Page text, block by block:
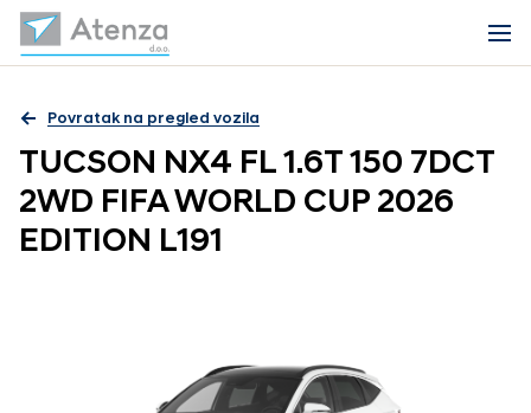
Povratak na pregled vozila
TUCSON NX4 FL 1.6T 150 7DCT
2WD FIFA WORLD CUP 2026
EDITION L191